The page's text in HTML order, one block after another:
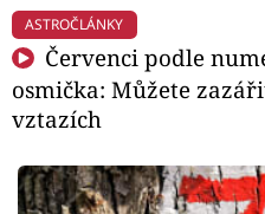
ASTROČLÁNKY
Červenci podle
osmička: Můžete
vztazích